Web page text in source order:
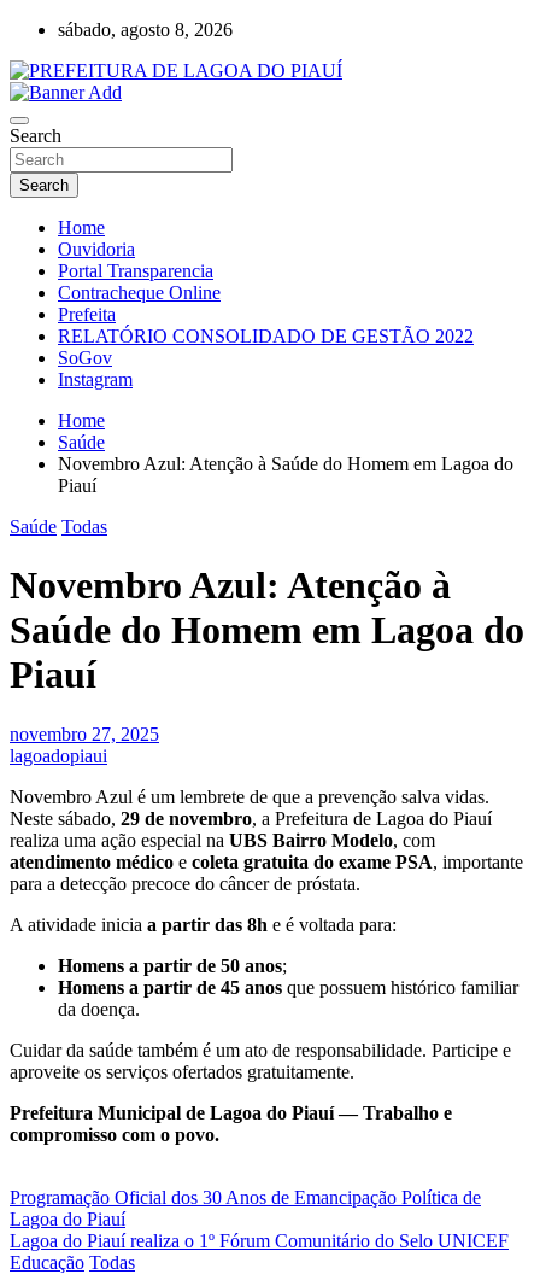
Skip
content
sábado, agosto 8, 2026
PREFEITURA DE LAGOA DO PIAUÍ
Search
Search
Home
Ouvidoria
Portal Transparencia
Contracheque Online
Prefeita
RELATÓRIO CONSOLIDADO DE GESTÃO 2022
SoGov
Instagram
Home
Saúde
Novembro Azul: Atenção à Saúde do Homem em Lagoa do
Piauí
Saúde Todas
Novembro Azul: Atenção à
Saúde do Homem em Lagoa do
Piauí
novembro 27, 2025
lagoadopiaui
Novembro Azul é um lembrete de que a prevenção salva vidas.
Neste sábado, 29 de novembro, a Prefeitura de Lagoa do Piauí
realiza uma ação especial na UBS Bairro Modelo, com
atendimento médico e coleta gratuita do exame PSA, importante
para a detecção precoce do câncer de próstata.
A atividade inicia a partir das 8h e é voltada para:
Homens a partir de 50 anos;
Homens a partir de 45 anos que possuem histórico familiar
da doença.
Cuidar da saúde também é um ato de responsabilidade. Participe e
aproveite os serviços ofertados gratuitamente.
Prefeitura Municipal de Lagoa do Piauí — Trabalho e
compromisso com o povo.
Navegação
de
Post
Programação Oficial dos 30 Anos de Emancipação Política de
Lagoa do Piauí
Lagoa do Piauí realiza o 1º Fórum Comunitário do Selo UNICEF
Educação Todas